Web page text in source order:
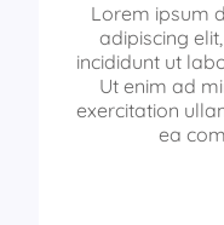
Lorem ipsum
adipiscing
incididunt ut
Ut enim ad
exercitation
ea